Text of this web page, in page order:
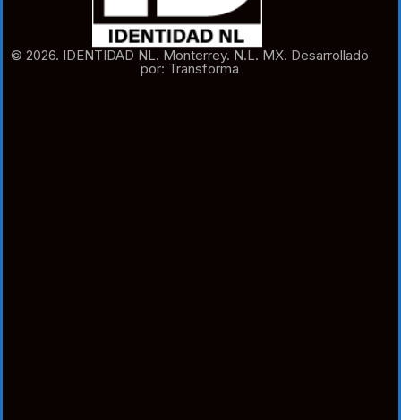
© 2026. IDENTIDAD NL. Monterrey. N.L. MX. Desarrollado
por: Transforma